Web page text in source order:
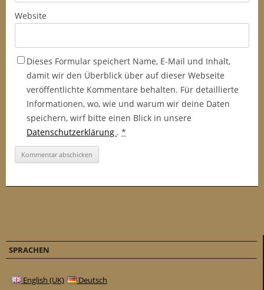
Website
Dieses Formular speichert Name, E-Mail und Inhalt,
damit wir den Überblick über auf dieser Webseite
veröffentlichte Kommentare behalten. Für detaillierte
Informationen, wo, wie und warum wir deine Daten
speichern, wirf bitte einen Blick in unsere
Datenschutzerklärung . *
SPRACHEN
English (UK) Deutsch